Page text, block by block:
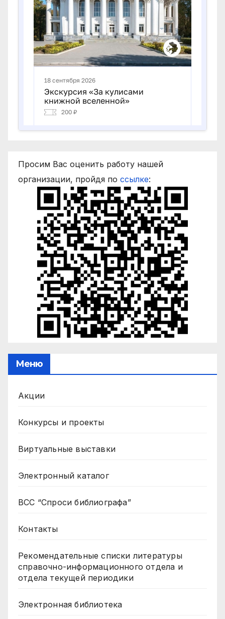
Просим Вас оценить работу нашей
организации, пройдя по ссылке:
Меню
Акции
Конкурсы и проекты
Виртуальные выставки
Электронный каталог
ВСС “Спроси библиографа”
Контакты
Рекомендательные списки литературы
справочно-информационного отдела и
отдела текущей периодики
Электронная библиотека